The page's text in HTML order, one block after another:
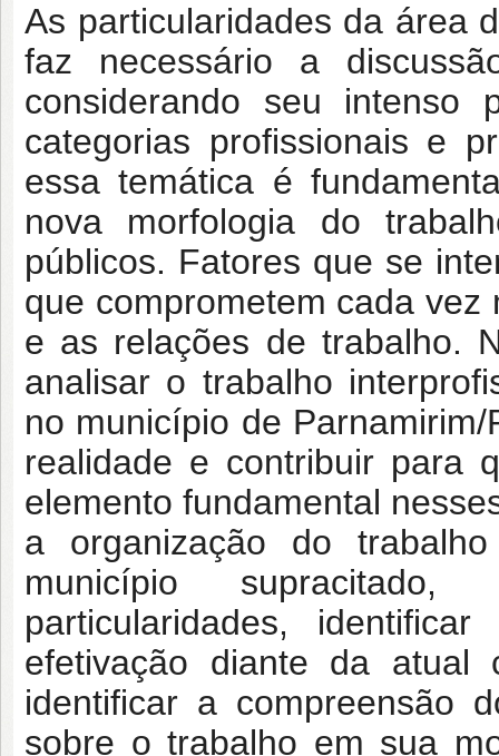
As particularidades da área
faz necessário a
considerando seu intenso
categorias profissionais e
essa temática é
nova morfologia do
públicos. Fatores que se
que comprometem cada
e as relações de trabalho.
analisar o trabalho
no município de
realidade e contribuir para
elemento fundamental
a organização do
município
particularidades,
efetivação diante da atual
identificar a compreensão
sobre o trabalho em sua